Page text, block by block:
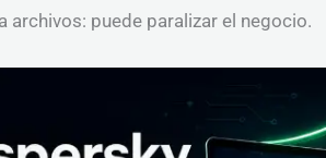
puede paralizar el negocio.